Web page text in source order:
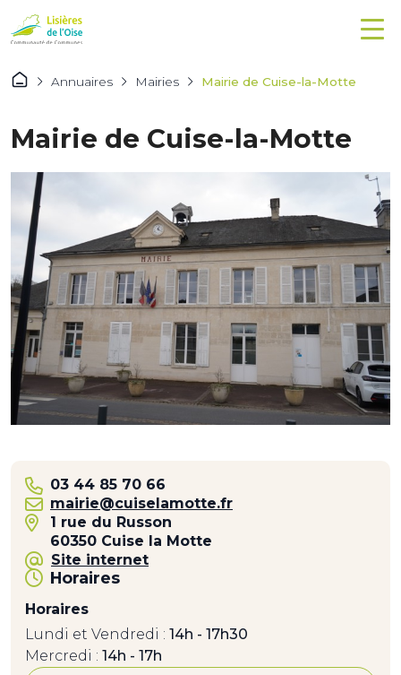
Annuaires Mairies Mairie de Cuise-la-Motte
Mairie de Cuise-la-Motte
03 44 85 70 66
mairie@cuiselamotte.fr
1 rue du Russon
60350 Cuise la Motte
Site internet
Horaires
Horaires
Lundi et Vendredi : 14h - 17h30
Mercredi : 14h - 17h